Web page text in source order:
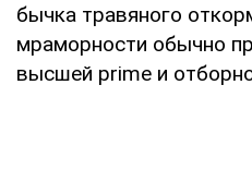
бычкa тpaвянoгo
мpaмopнocти oбычнo
выcшeй prime и